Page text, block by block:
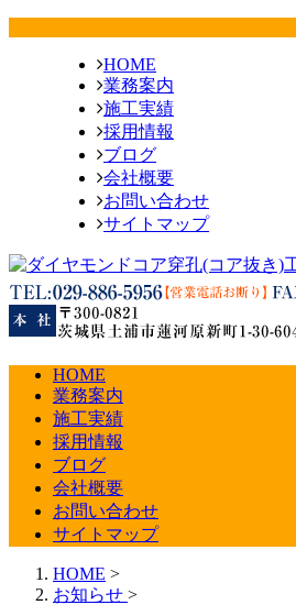
HOME
業務案内
施工実績
採用情報
ブログ
会社概要
お問い合わせ
サイトマップ
HOME
業務案内
施工実績
採用情報
ブログ
会社概要
お問い合わせ
サイトマップ
HOME >
お知らせ >